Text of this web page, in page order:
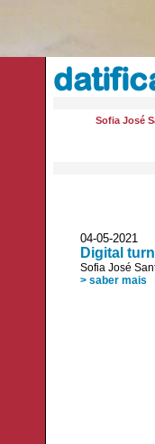
Sofia José
04-05-
Digital
Sofia José
> saber mais